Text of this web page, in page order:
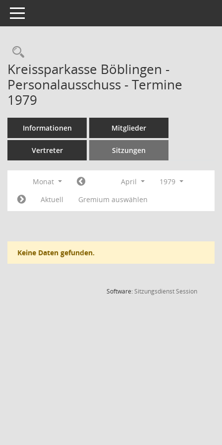
Toggle navigation
Rechercheauswahl
Kreissparkasse Böblingen -
Personalausschuss - Termine
1979
Informationen Mitglieder
Vertreter Sitzungen
Monat April
1979
Aktuell
Gremium auswählen
Keine Daten gefunden.
Software:SitzungsdienstSession(Wird in